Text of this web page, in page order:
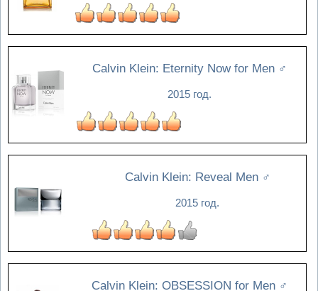
Calvin Klein: Eternity Now for Men ♂
2015 год.
Calvin Klein: Reveal Men ♂
2015 год.
Calvin Klein: OBSESSION for Men ♂